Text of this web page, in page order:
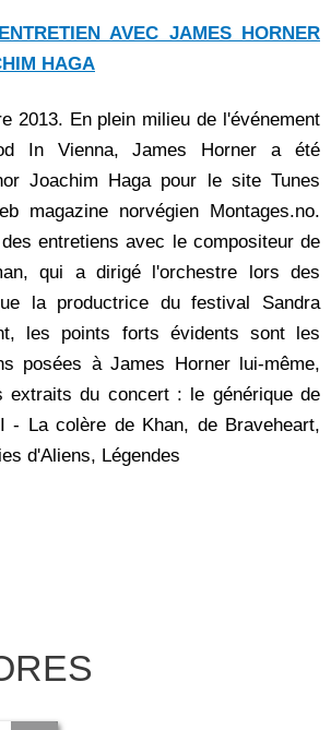
AVEC JAMES HORNER
HAGA
2013. En plein milieu de l'événement
In Vienna, James Horner a été
Joachim Haga pour le site Tunes
magazine norvégien Montages.no.
entretiens avec le compositeur de
qui a dirigé l'orchestre lors des
la productrice du festival Sandra
les points forts évidents sont les
posées à James Horner lui-même,
extraits du concert : le générique de
- La colère de Khan, de Braveheart,
d'Aliens, Légendes